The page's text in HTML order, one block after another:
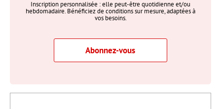
Inscription personnalisée : elle peut-être quotidienne et/ou
hebdomadaire. Bénéficiez de conditions sur mesure, adaptées à
vos besoins.
Abonnez-vous